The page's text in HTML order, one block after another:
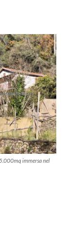
immersa nel